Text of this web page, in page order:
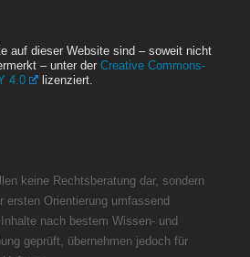
auf dieser Website sind – soweit nicht
– unter der Creative Commons-
4.0
lizenziert.
keine Rechtsberatung dar, sondern
Orientierung umfassend
nach bestem Wissen- und
geprüft, übernehmen jedoch für